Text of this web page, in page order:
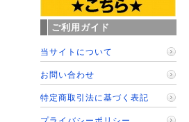
ご利用ガイド
当サイトについて
お問い合わせ
特定商取引法に基づく表記